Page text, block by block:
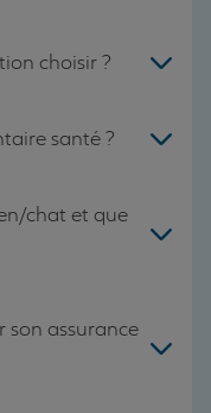
choisir ?
santé ?
chat et que
son assurance